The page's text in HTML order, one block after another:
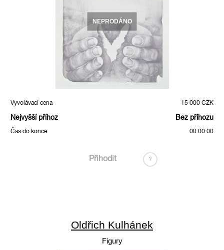
NEPRODÁNO
Vyvolávací cena 15 000 CZK
Nejvyšší příhoz Bez příhozu
Čas do konce 00:00:00
Přihodit ?
Oldřich Kulhánek
Figury